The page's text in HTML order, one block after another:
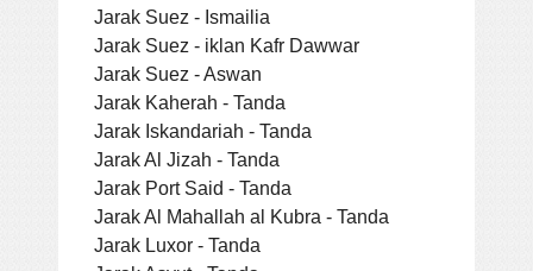
Jarak Suez - Ismailia
Jarak Suez - iklan Kafr Dawwar
Jarak Suez - Aswan
Jarak Kaherah - Tanda
Jarak Iskandariah - Tanda
Jarak Al Jizah - Tanda
Jarak Port Said - Tanda
Jarak Al Mahallah al Kubra - Tanda
Jarak Luxor - Tanda